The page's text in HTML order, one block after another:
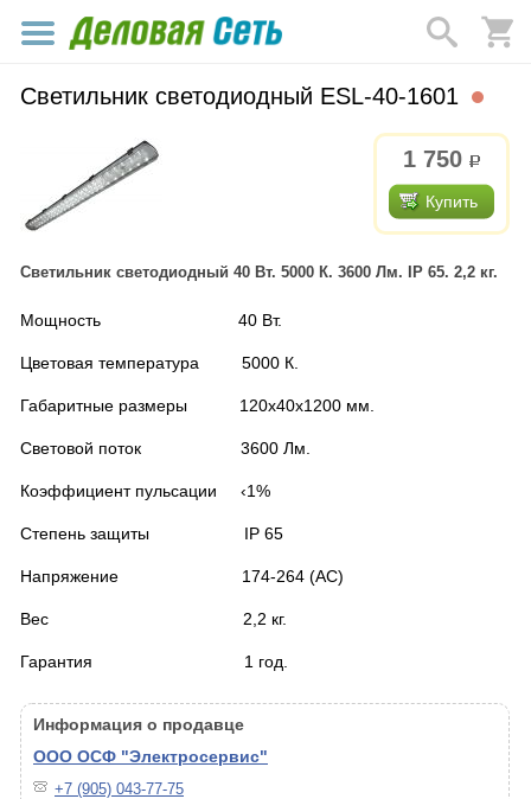
Светильник светодиодный ESL-40-1601
1 750 р.
Купить
Светильник светодиодный 40 Вт. 5000 К. 3600 Лм. IP 65. 2,2 кг.
Мощность 40 Вт.
Цветовая температура 5000 К.
Габаритные размеры 120x40x1200 мм.
Световой поток 3600 Лм.
Коэффициент пульсации ‹1%
Степень защиты IP 65
Напряжение 174-264 (АС)
Вес 2,2 кг.
Гарантия 1 год.
Информация о продавце
ООО ОСФ "Электросервис"
+7 (905) 043-77-75